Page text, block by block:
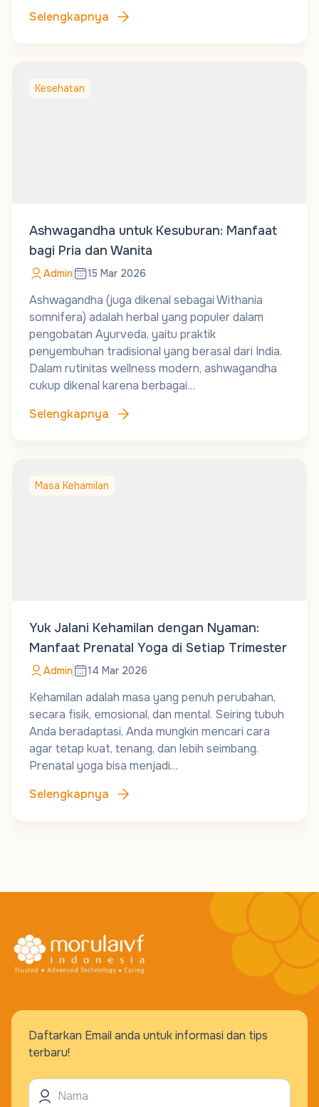
Selengkapnya
Kesehatan
Ashwagandha untuk Kesuburan: Manfaat
bagi Pria dan Wanita
Admin 15 Mar 2026
Ashwagandha (juga dikenal sebagai Withania
somnifera) adalah herbal yang populer dalam
pengobatan Ayurveda, yaitu praktik
penyembuhan tradisional yang berasal dari India.
Dalam rutinitas wellness modern, ashwagandha
cukup dikenal karena berbagai…
Selengkapnya
Masa Kehamilan
Yuk Jalani Kehamilan dengan Nyaman:
Manfaat Prenatal Yoga di Setiap Trimester
Admin 14 Mar 2026
Kehamilan adalah masa yang penuh perubahan,
secara fisik, emosional, dan mental. Seiring tubuh
Anda beradaptasi, Anda mungkin mencari cara
agar tetap kuat, tenang, dan lebih seimbang.
Prenatal yoga bisa menjadi…
Selengkapnya
Daftarkan Email anda untuk informasi dan tips
terbaru!